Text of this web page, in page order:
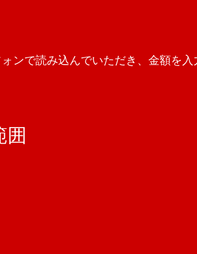
ンで読み込んでいただき、金額を入
囲